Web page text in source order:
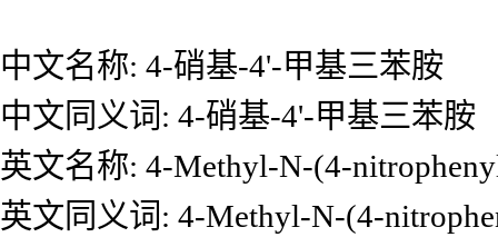
中文名称: 4-硝基-4'-甲基三苯胺
中文同义词: 4-硝基-4'-甲基三苯胺
英文名称: 4-Methyl-N-(4-
英文同义词: 4-Methyl-N-(4-